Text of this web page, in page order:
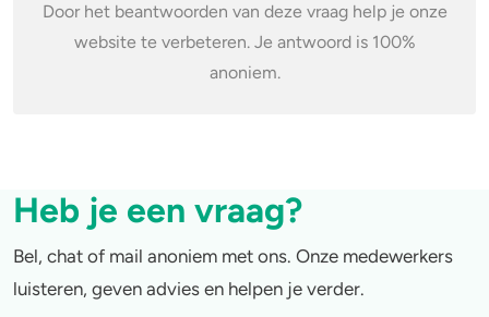
Door het beantwoorden van deze vraag help je onze
website te verbeteren. Je antwoord is 100%
anoniem.
Heb je een vraag?
Bel, chat of mail anoniem met ons. Onze medewerkers
luisteren, geven advies en helpen je verder.